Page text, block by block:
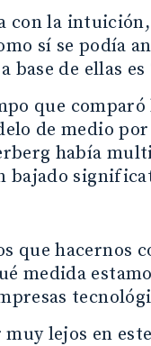
con la
sí se podía
de ellas
que comparó
de medio
había
bajado
que hacernos
medida
lejos en